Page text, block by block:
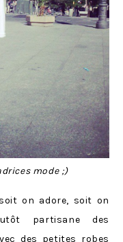
mode ;)
on adore, soit on
partisane des
des petites robes